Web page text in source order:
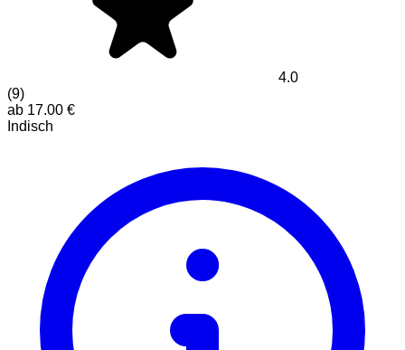
4.0
(9)
ab 17.00 €
Indisch